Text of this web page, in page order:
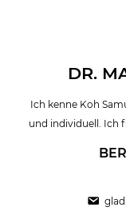
DR.
Ich kenne Koh
und individuell. Ich